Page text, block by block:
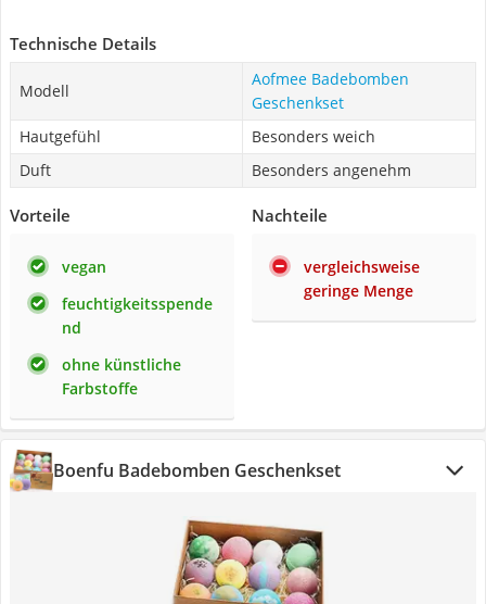
Technische Details
Modell
Aofmee Badebomben
Geschenkset
Hautgefühl
Besonders weich
Duft
Besonders angenehm
Vorteile
vegan
feuchtigkeitsspende
nd
ohne künstliche
Farbstoffe
Nachteile
vergleichsweise
geringe Menge
Boenfu Badebomben Geschenkset